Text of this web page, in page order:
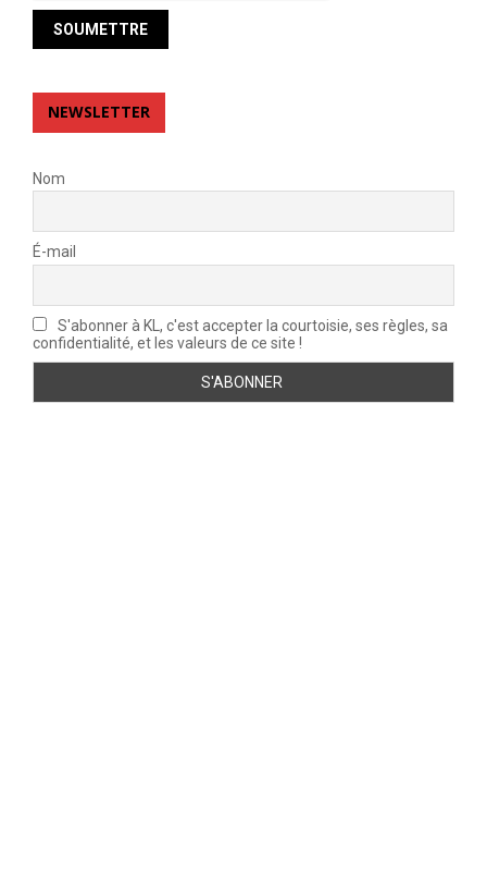
NEWSLETTER
Nom
É-mail
S'abonner à KL, c'est accepter la courtoisie, ses règles, sa
confidentialité, et les valeurs de ce site !